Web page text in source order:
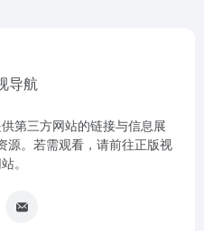
第三方网站的链接与信息展
源。若需观看，请前往正版视
。